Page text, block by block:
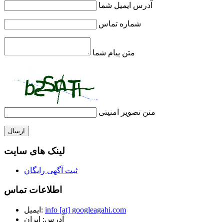
آدرس ایمیل شما
شماره تماس
متن پیام شما
متن تصویر امنیتی
ارسال
لینک های سایت
ثبت آگهی رایگان
اطلاعات تماس
ایمیل: info [at] googleagahi.com
آدرس: ایران